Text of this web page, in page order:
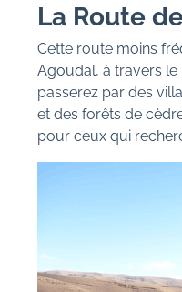
La Route
Cette route moins
Agoudal, à travers
passerez par des
et des forêts de
pour ceux qui